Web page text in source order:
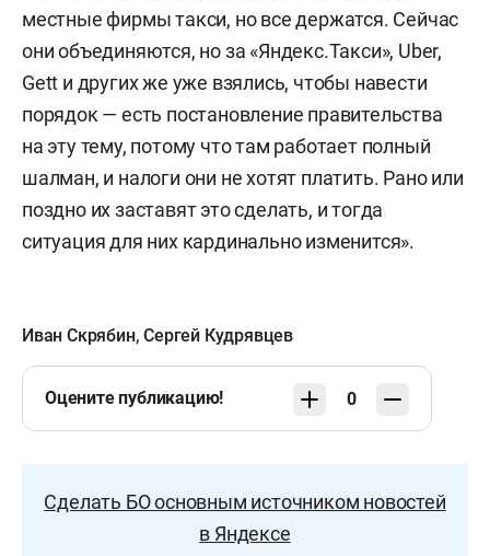
местные фирмы такси, но все держатся. Сейчас
они объединяются, но за «Яндекс.Такси», Uber,
Gett и других же уже взялись, чтобы навести
порядок — есть постановление правительства
на эту тему, потому что там работает полный
шалман, и налоги они не хотят платить. Рано или
поздно их заставят это сделать, и тогда
ситуация для них кардинально изменится».
Иван Скрябин,Сергей Кудрявцев
Оцените публикацию! 0
Сделать БО основным источником новостей
в Яндексе